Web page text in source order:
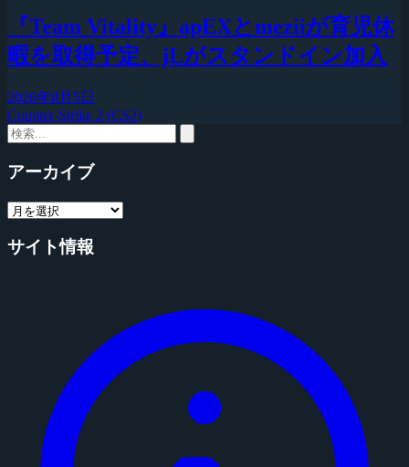
『Team Vitality』apEXとmeziiが育児休
暇を取得予定、jLがスタンドイン加入
2026年8月5日
Counter-Strike 2 (CS2)
アーカイブ
サイト情報